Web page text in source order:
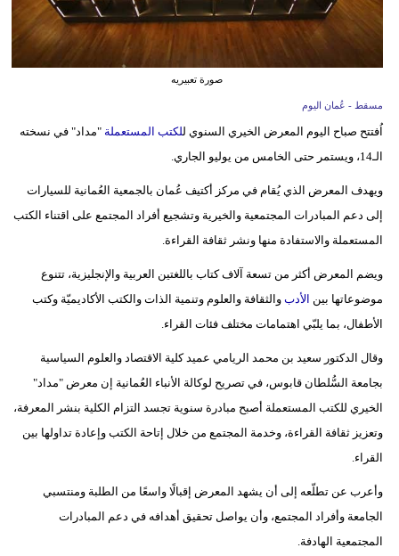
إعلام
تعليم
علوم
بيئة
أبراج
فيديو
سيارات
صورة تعبيريه
مسقط - عُمان اليوم
اُفتتح صباح اليوم المعرض الخيري السنوي للكتب المستعملة "مداد" في نسخته
الـ14، ويستمر حتى الخامس من يوليو الجاري.
ويهدف المعرض الذي يُقام في مركز أكتيف عُمان بالجمعية العُمانية للسيارات
إلى دعم المبادرات المجتمعية والخيرية وتشجيع أفراد المجتمع على اقتناء الكتب
المستعملة والاستفادة منها ونشر ثقافة القراءة.
ويضم المعرض أكثر من تسعة آلاف كتاب باللغتين العربية والإنجليزية، تتنوع
موضوعاتها بين الأدب والثقافة والعلوم وتنمية الذات والكتب الأكاديميّة وكتب
الأطفال، بما يلبّي اهتمامات مختلف فئات القراء.
وقال الدكتور سعيد بن محمد الريامي عميد كلية الاقتصاد والعلوم السياسية
بجامعة السُّلطان قابوس، في تصريح لوكالة الأنباء العُمانية إن معرض "مداد"
الخيري للكتب المستعملة أصبح مبادرة سنوية تجسد التزام الكلية بنشر المعرفة،
وتعزيز ثقافة القراءة، وخدمة المجتمع من خلال إتاحة الكتب وإعادة تداولها بين
القراء.
وأعرب عن تطلّعه إلى أن يشهد المعرض إقبالًا واسعًا من الطلبة ومنتسبي
الجامعة وأفراد المجتمع، وأن يواصل تحقيق أهدافه في دعم المبادرات
المجتمعية الهادفة.